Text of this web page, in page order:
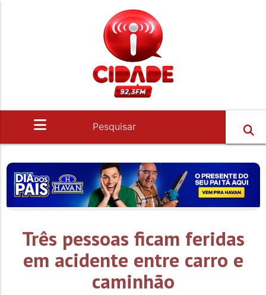
Três pessoas ficam feridas
em acidente entre carro e
caminhão